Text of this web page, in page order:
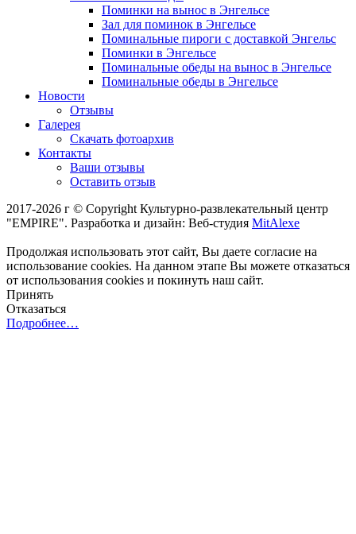
Поминки на вынос в Энгельсе
Зал для поминок в Энгельсе
Поминальные пироги с доставкой Энгельс
Поминки в Энгельсе
Поминальные обеды на вынос в Энгельсе
Поминальные обеды в Энгельсе
Новости
Отзывы
Галерея
Скачать фотоархив
Контакты
Ваши отзывы
Оставить отзыв
2017-2026 г © Copyright Культурно-развлекательный центр
"EMPIRE". Разработка и дизайн: Веб-студия MitAlexe
Продолжая использовать этот сайт, Вы даете согласие на
использование cookies. На данном этапе Вы можете отказаться
от использования cookies и покинуть наш сайт.
Принять
Отказаться
Подробнее…